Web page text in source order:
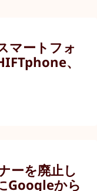
マートフォ
、
ーを廃止し
Googleから